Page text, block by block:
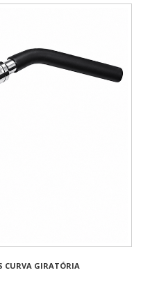
CURVA GIRATÓRIA